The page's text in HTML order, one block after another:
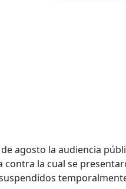
agosto la audiencia
contra la cual se